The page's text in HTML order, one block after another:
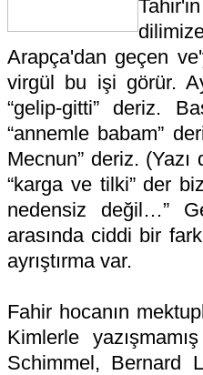
Arapça'dan geçen
virgül bu işi görür.
“gelip-gitti” deriz.
“annemle babam”
Mecnun” deriz.
“karga ve tilki” der
nedensiz değil…”
arasında ciddi bir
ayrıştırma var.
Fahir hocanın
Kimlerle
Schimmel, Bernard